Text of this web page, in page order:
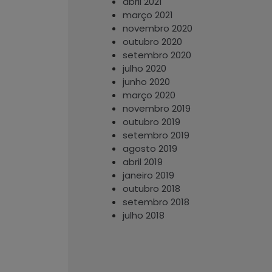
março 2021
novembro 2020
outubro 2020
setembro 2020
julho 2020
junho 2020
março 2020
novembro 2019
outubro 2019
setembro 2019
agosto 2019
abril 2019
janeiro 2019
outubro 2018
setembro 2018
julho 2018